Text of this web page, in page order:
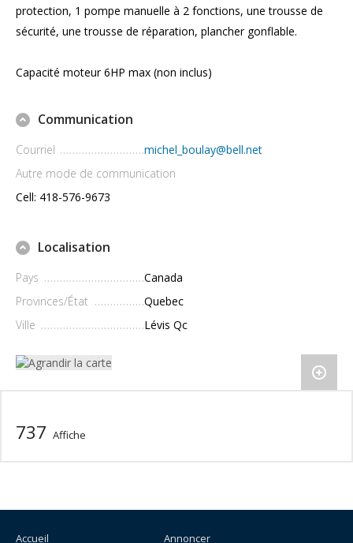
protection, 1 pompe manuelle à 2 fonctions, une trousse de
sécurité, une trousse de réparation, plancher gonflable.
Capacité moteur 6HP max (non inclus)
Communication
Courriel
michel_boulay@bell.net
Autre mode de communication
Cell: 418-576-9673
Localisation
Pays
Canada
Provinces/État
Quebec
Ville
Lévis Qc
737 Affiche
Accueil Annoncer